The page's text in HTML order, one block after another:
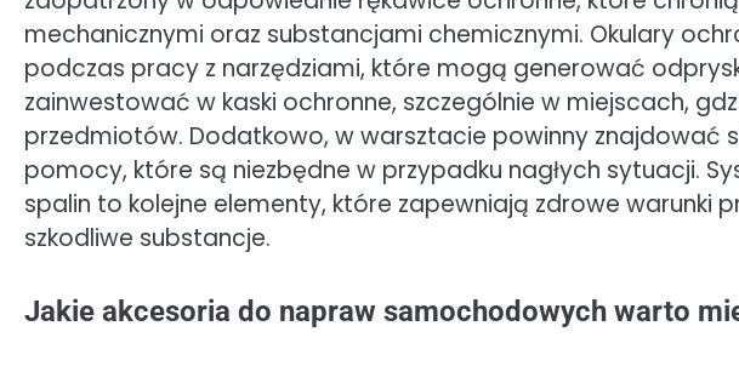
mechanicznymi oraz substancjami chemicznymi. Okulary
podczas pracy z narzędziami, które mogą generować
zainwestować w kaski ochronne, szczególnie w miejscach,
przedmiotów. Dodatkowo, w warsztacie powinny znajdować
pomocy, które są niezbędne w przypadku nagłych sytuacji.
spalin to kolejne elementy, które zapewniają zdrowe warunki
szkodliwe substancje.
Jakie akcesoria do napraw samochodowych warto